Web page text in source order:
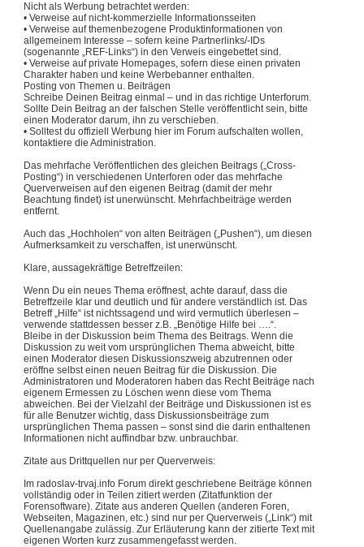
Nicht als Werbung betrachtet werden:
• Verweise auf nicht-kommerzielle Informationsseiten
• Verweise auf themenbezogene Produktinformationen von
allgemeinem Interesse – sofern keine Partnerlinks/-IDs
(sogenannte „REF-Links“) in den Verweis eingebettet sind.
• Verweise auf private Homepages, sofern diese einen privaten
Charakter haben und keine Werbebanner enthalten.
Posting von Themen u. Beiträgen
Schreibe Deinen Beitrag einmal – und in das richtige Unterforum.
Sollte Dein Beitrag an der falschen Stelle veröffentlicht sein, bitte
einen Moderator darum, ihn zu verschieben.
• Solltest du offiziell Werbung hier im Forum aufschalten wollen,
kontaktiere die Administration.
Das mehrfache Veröffentlichen des gleichen Beitrags („Cross-
Posting“) in verschiedenen Unterforen oder das mehrfache
Querverweisen auf den eigenen Beitrag (damit der mehr
Beachtung findet) ist unerwünscht. Mehrfachbeiträge werden
entfernt.
Auch das „Hochholen“ von alten Beiträgen („Pushen“), um diesen
Aufmerksamkeit zu verschaffen, ist unerwünscht.
Klare, aussagekräftige Betreffzeilen:
Wenn Du ein neues Thema eröffnest, achte darauf, dass die
Betreffzeile klar und deutlich und für andere verständlich ist. Das
Betreff „Hilfe“ ist nichtssagend und wird vermutlich überlesen –
verwende stattdessen besser z.B. „Benötige Hilfe bei ….“.
Bleibe in der Diskussion beim Thema des Beitrags. Wenn die
Diskussion zu weit vom ursprünglichen Thema abweicht, bitte
einen Moderator diesen Diskussionszweig abzutrennen oder
eröffne selbst einen neuen Beitrag für die Diskussion. Die
Administratoren und Moderatoren haben das Recht Beiträge nach
eigenem Ermessen zu Löschen wenn diese vom Thema
abweichen. Bei der Vielzahl der Beiträge und Diskussionen ist es
für alle Benutzer wichtig, dass Diskussionsbeiträge zum
ursprünglichen Thema passen – sonst sind die darin enthaltenen
Informationen nicht auffindbar bzw. unbrauchbar.
Zitate aus Drittquellen nur per Querverweis:
Im radoslav-trvaj.info Forum direkt geschriebene Beiträge können
vollständig oder in Teilen zitiert werden (Zitatfunktion der
Forensoftware). Zitate aus anderen Quellen (anderen Foren,
Webseiten, Magazinen, etc.) sind nur per Querverweis („Link“) mit
Quellenangabe zulässig. Zur Erläuterung kann der zitierte Text mit
eigenen Worten kurz zusammengefasst werden.